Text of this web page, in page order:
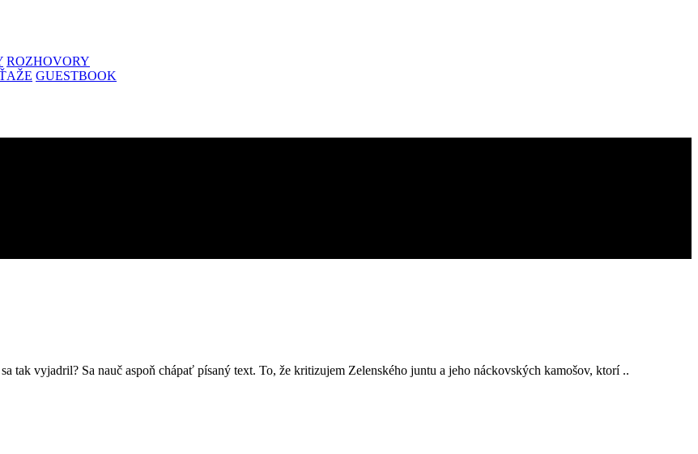
ROZHOVORY
GUESTBOOK
tak vyjadril? Sa nauč aspoň chápať písaný text. To, že kritizujem Zelenského juntu a jeho náckovských kamošov, ktorí ..